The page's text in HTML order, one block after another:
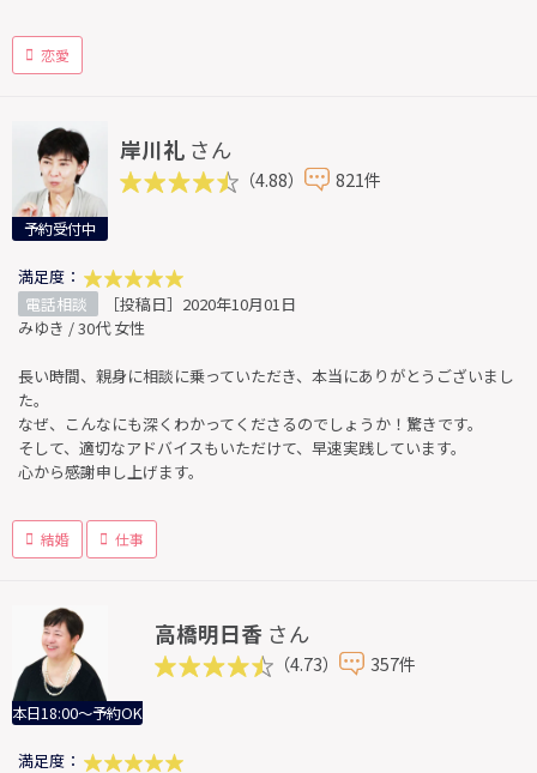
恋愛
予約受付中
岸川礼 さん
（4.88） 821件
満足度：
電話相談
［投稿日］2020年10月01日
みゆき / 30代 女性
長い時間、親身に相談に乗っていただき、本当にありがとうございまし
た。
なぜ、こんなにも深くわかってくださるのでしょうか！驚きです。
そして、適切なアドバイスもいただけて、早速実践しています。
心から感謝申し上げます。
結婚 仕事
本日18:00～予約OK
高橋明日香 さん
（4.73） 357件
満足度：